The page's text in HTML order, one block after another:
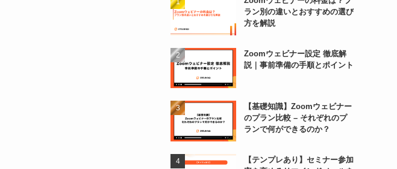
ラン別の違いとおすすめの選び
方を解説
Zoomウェビナー設定 徹底解
説｜事前準備の手順とポイント
【基礎知識】Zoomウェビナー
のプラン比較 – それぞれのプ
ランで何ができるのか？
【テンプレあり】セミナー参加